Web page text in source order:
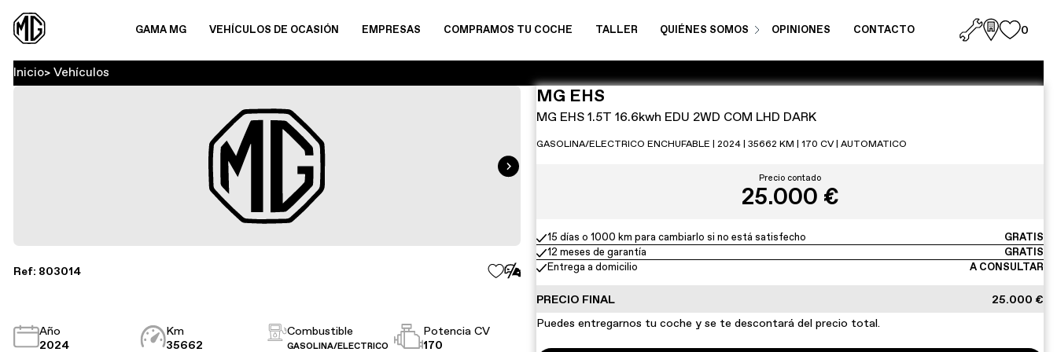
GAMA MG VEHÍCULOS DE OCASIÓN EMPRESAS COMPRAMOS TU COCHE TALLER QUIÉNES SOMOS OPINIONES CONTACTO 0
Inicio Vehículos
MG EHS
MG EHS 1.5T 16.6kwh EDU 2WD COM LHD DARK
GASOLINA/ELECTRICO ENCHUFABLE | 2024 | 35662 KM | 170 CV | AUTOMATICO
Precio contado
25.000 €
15 días o 1000 km para cambiarlo si no está satisfecho
GRATIS
12 meses de garantía
GRATIS
Entrega a domicilio
A CONSULTAR
PRECIO FINAL
25.000 €
Puedes entregarnos tu coche y se te descontará del precio total.
Ref: 803014
Año
2024
Km
35662
Combustible
GASOLINA/ELECTRICO
Potencia CV
170